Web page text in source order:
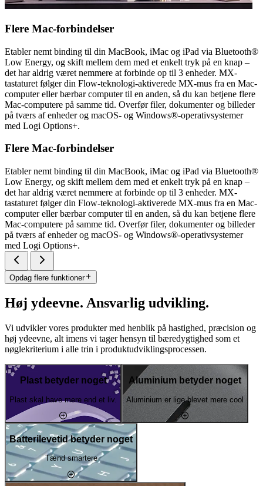
Flere Mac-forbindelser
Etabler nemt binding til din MacBook, iMac og iPad via Bluetooth®
Low Energy, og skift mellem dem med et enkelt tryk på en knap –
det har aldrig været nemmere at forbinde op til 3 enheder. MX-
tastaturet følger din Flow-teknologi-aktiverede MX-mus fra en Mac-
computer eller bærbar computer til en anden, så du kan betjene flere
Mac-computere på samme tid. Overfør filer, dokumenter og billeder
på tværs af enheder og macOS- og Windows®-operativsystemer
med Logi Options+.
Flere Mac-forbindelser
Etabler nemt binding til din MacBook, iMac og iPad via Bluetooth®
Low Energy, og skift mellem dem med et enkelt tryk på en knap –
det har aldrig været nemmere at forbinde op til 3 enheder. MX-
tastaturet følger din Flow-teknologi-aktiverede MX-mus fra en Mac-
computer eller bærbar computer til en anden, så du kan betjene flere
Mac-computere på samme tid. Overfør filer, dokumenter og billeder
på tværs af enheder og macOS- og Windows®-operativsystemer
med Logi Options+.
Opdag flere funktioner
Høj ydeevne. Ansvarlig udvikling.
Vi udvikler vores produkter med henblik på hastighed, præcision og
høj ydeevne, alt imens vi tager hensyn til bæredygtighed som et
nøglekriterium i alle trin i produktudviklingsprocessen.
Plast betyder noget
Plast skal have mere end et liv.
Aluminium betyder noget
Aluminium er lige blevet mere cool
Batterilevetid betyder noget
Tænd smartere